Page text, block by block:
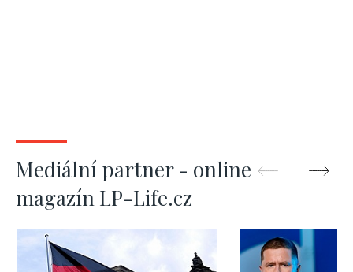
Mediální partner - online
magazín LP-Life.cz